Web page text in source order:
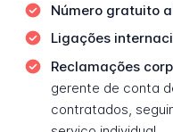
Número gratuito
Ligações
Reclamações
gerente de conta
contratados,